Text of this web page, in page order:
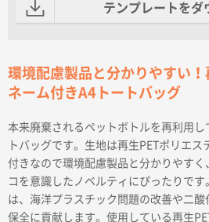
テンプレートをダ
環境配慮製品と分かりやすい
ネーム付きA4トートバッグ
本来廃棄されるペットボトルを再利用
トバッグです。生地は再生PETポリエ
付きなので環境配慮製品と分かりやすく
コを意識したノベルティにぴったりで
は、海洋プラスチック問題の改善や二
保全に貢献します。使用している再生